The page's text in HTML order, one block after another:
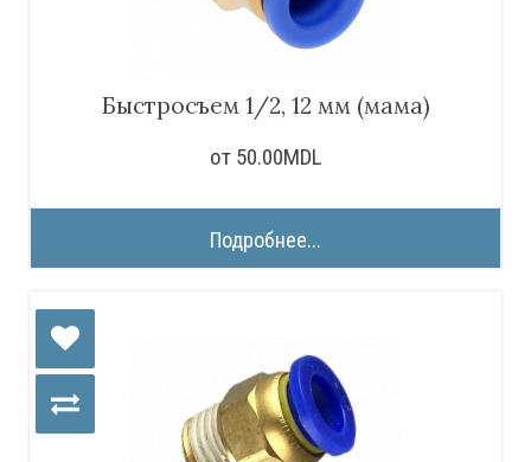
Быстросъем 1/2, 12 мм (мама)
от 50.00MDL
Подробнее...